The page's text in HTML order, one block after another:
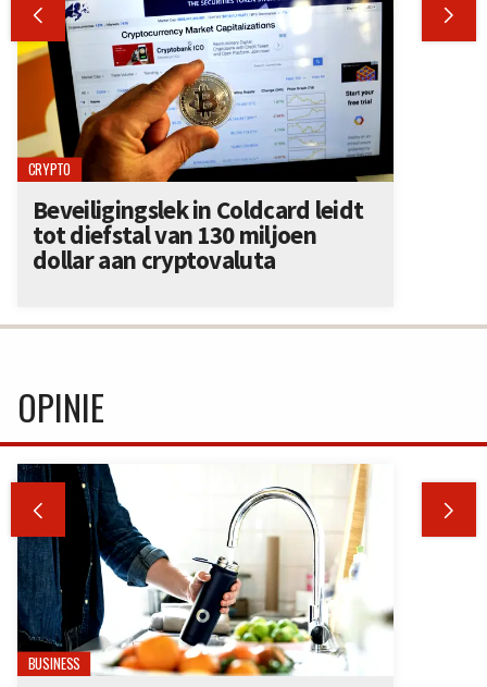
 
CRYPTO
Beveiligingslek in Coldcard leidt
tot diefstal van 130 miljoen
dollar aan cryptovaluta
OPINIE
 
BUSINESS